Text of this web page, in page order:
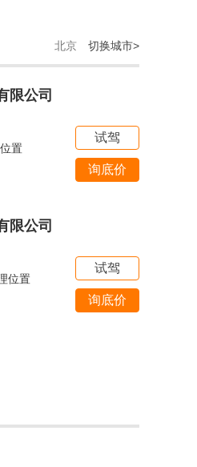
北京 切换城市>
限公司
试驾
询底价
限公司
试驾
询底价